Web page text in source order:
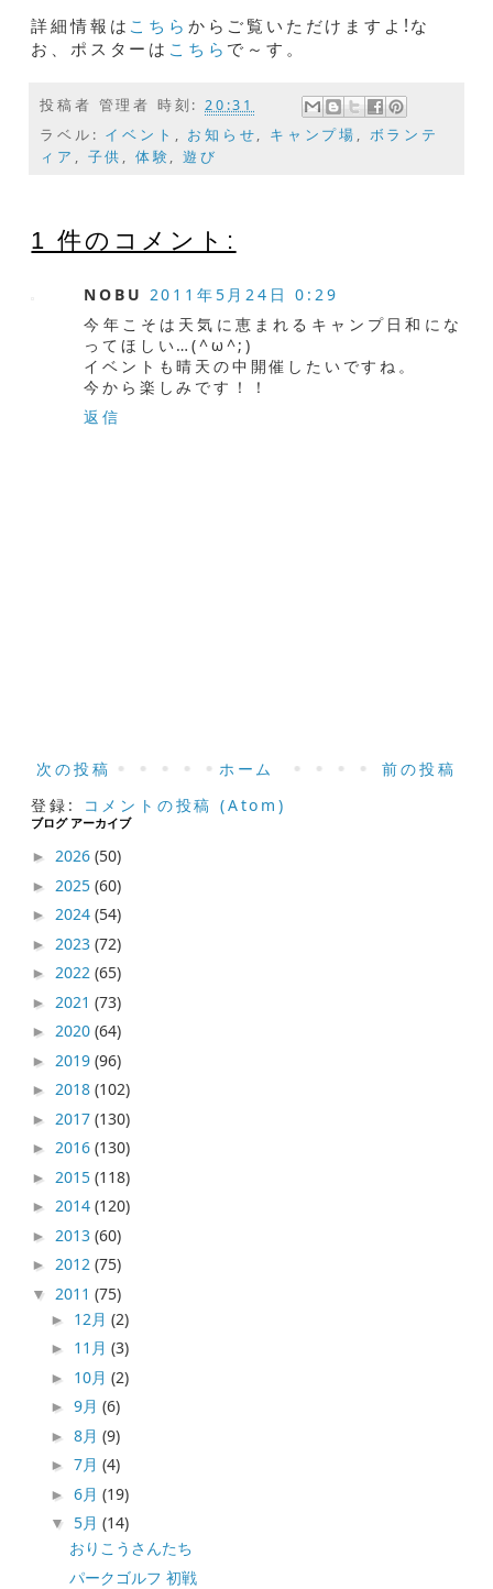
詳細情報は こちら からご覧いただけますよ!な
お、ポスターは こちら で～す。
投稿者 管理者 時刻:20:31
ラベル: イベント , お知らせ, キャンプ場 , ボランテ
ィア , 子供 , 体験,遊び
1 件のコメント:
NOBU 2011年5月24日 0:29
今年こそは天気に恵まれるキャンプ日和にな
ってほしい…(^ω^;)
イベントも晴天の中開催したいですね。
今から楽しみです！！
返信
次の投稿 前の投稿
ホーム
登録:
コメントの投稿 (Atom)
ブログ アーカイブ
► 2026(50)
► 2025(60)
► 2024(54)
► 2023(72)
► 2022(65)
► 2021(73)
► 2020(64)
► 2019(96)
► 2018(102)
► 2017(130)
► 2016(130)
► 2015(118)
► 2014(120)
► 2013(60)
► 2012(75)
▼ 2011(75)
► 12月(2)
► 11月(3)
► 10月(2)
►9月(6)
►8月(9)
►7月(4)
►6月(19)
▼ 5月(14)
おりこうさんたち
パークゴルフ 初戦